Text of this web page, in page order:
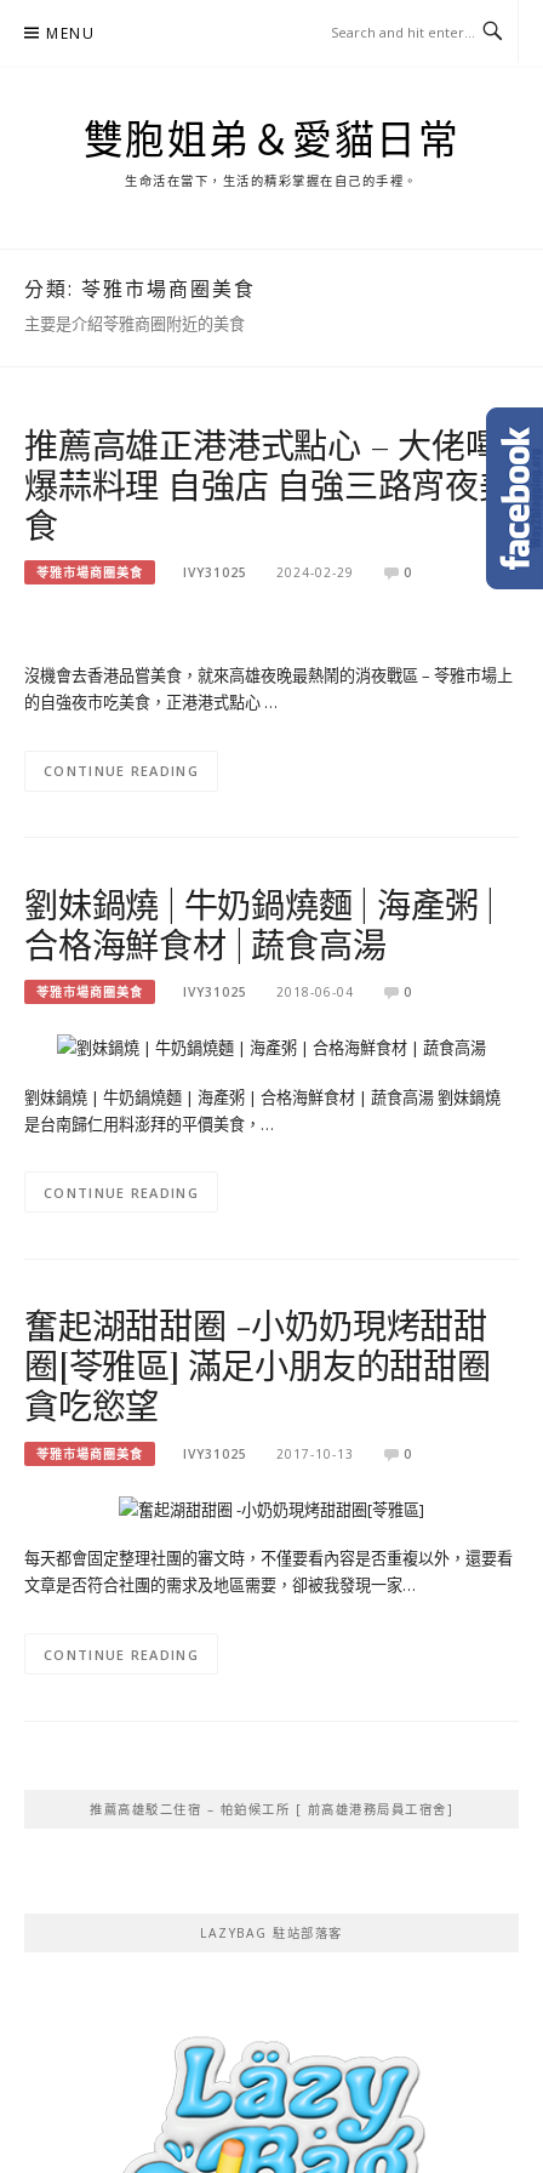
MENU
雙胞姐弟＆愛貓日常
生命活在當下，生活的精彩掌握在自己的手裡。
分類: 苓雅市場商圈美食
主要是介紹苓雅商圈附近的美食
推薦高雄正港港式點心 – 大佬嗶
爆蒜料理 自強店 自強三路宵夜美
食
苓雅市場商圈美食 IVY31025 2024-02-29 0
沒機會去香港品嘗美食，就來高雄夜晚最熱鬧的消夜戰區 – 苓雅市場上
的自強夜市吃美食，正港港式點心 …
CONTINUE READING
劉妹鍋燒 | 牛奶鍋燒麵 | 海產粥 |
合格海鮮食材 | 蔬食高湯
苓雅市場商圈美食 IVY31025 2018-06-04 0
劉妹鍋燒 | 牛奶鍋燒麵 | 海產粥 | 合格海鮮食材 | 蔬食高湯 劉妹鍋燒
是台南歸仁用料澎拜的平價美食，…
CONTINUE READING
奮起湖甜甜圈 -小奶奶現烤甜甜
圈[苓雅區] 滿足小朋友的甜甜圈
貪吃慾望
苓雅市場商圈美食 IVY31025 2017-10-13 0
每天都會固定整理社團的審文時，不僅要看內容是否重複以外，還要看
文章是否符合社團的需求及地區需要，卻被我發現一家…
CONTINUE READING
推薦高雄駁二住宿 – 帕鉑候工所 [ 前高雄港務局員工宿舍]
LAZYBAG 駐站部落客